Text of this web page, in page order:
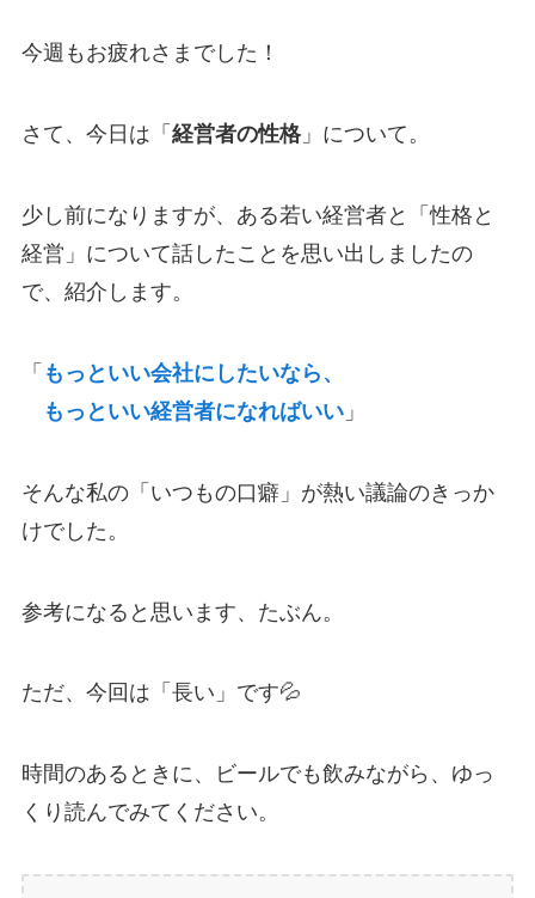
今週もお疲れさまでした！
さて、今日は「 経営者の性格」について。
少し前になりますが、ある若い経営者と「性格と
経営」について話したことを思い出しましたの
で、紹介します。
「 もっといい会社にしたいなら、
もっといい経営者になればいい」
そんな私の「いつもの口癖」が熱い議論のきっか
けでした。
参考になると思います、たぶん。
ただ、今回は「長い」です💦
時間のあるときに、ビールでも飲みながら、ゆっ
くり読んでみてください。